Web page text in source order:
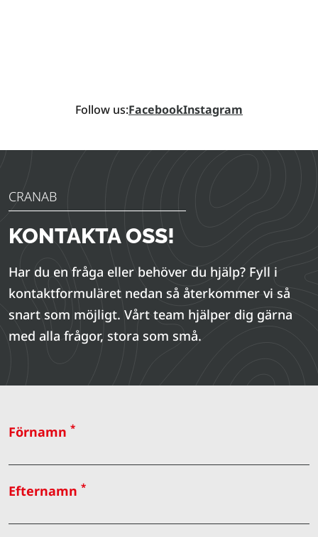
Follow us:FacebookInstagram
CRANAB
KONTAKTA OSS!
Har du en fråga eller behöver du hjälp? Fyll i
kontaktformuläret nedan så återkommer vi så
snart som möjligt. Vårt team hjälper dig gärna
med alla frågor, stora som små.
Förnamn *
Efternamn *